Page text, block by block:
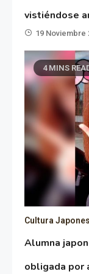
vistiéndose
19 Noviembre
4 MINS
Cultura
Alumna
obligada por